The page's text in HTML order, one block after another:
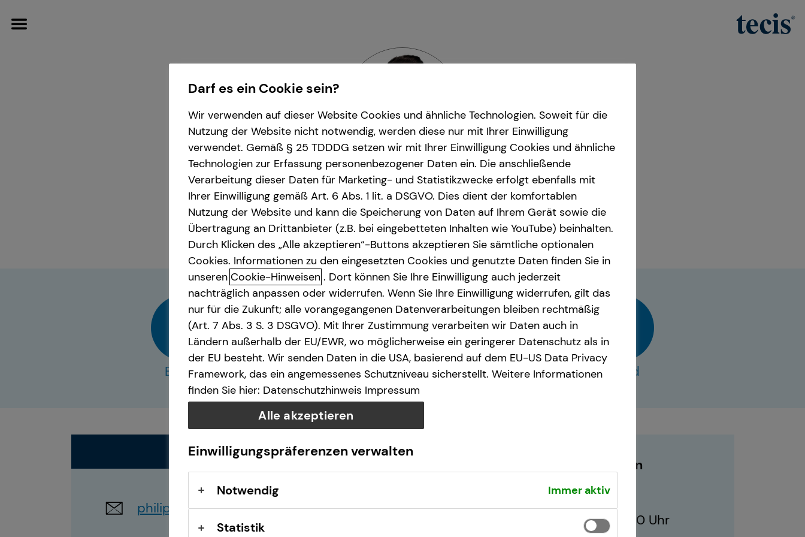
Spezialisten-Netzwerk
Immobilienfinanzierung
Kapitalanlage Immobilien
Betriebliche Altersvorsorge
Gewerbliche Versicherungen
Arbeitskraftabsicherung
Kindervorsorge
Philip Spaja| Repräsentanzleiter
in Barmstedt und Umgebung | Am Markt 23 | 25355 Barmstedt
E-Mail Anruf Maps vCard
philip.spaja@tecis.de
Geschäftszeiten
10:00 - 21:00 Uhr
Darf es ein Cookie sein?
Wir verwenden auf dieser Website Cookies und ähnliche Technologien. Soweit für die
Nutzung der Website nicht notwendig, werden diese nur mit Ihrer Einwilligung
verwendet. Gemäß § 25 TDDDG setzen wir mit Ihrer Einwilligung Cookies und ähnliche
Technologien zur Erfassung personenbezogener Daten ein. Die anschließende
Verarbeitung dieser Daten für Marketing- und Statistikzwecke erfolgt ebenfalls mit
Ihrer Einwilligung gemäß Art. 6 Abs. 1 lit. a DSGVO. Dies dient der komfortablen
Nutzung der Website und kann die Speicherung von Daten auf Ihrem Gerät sowie die
Übertragung an Drittanbieter (z.B. bei eingebetteten Inhalten wie YouTube) beinhalten.
Durch Klicken des „Alle akzeptieren“-Buttons akzeptieren Sie sämtliche optionalen
Cookies. Informationen zu den eingesetzten Cookies und genutzte Daten finden Sie in
unseren Cookie-Hinweisen . Dort können Sie Ihre Einwilligung auch jederzeit
nachträglich anpassen oder widerrufen. Wenn Sie Ihre Einwilligung widerrufen, gilt das
nur für die Zukunft; alle vorangegangenen Datenverarbeitungen bleiben rechtmäßig
(Art. 7 Abs. 3 S. 3 DSGVO). Mit Ihrer Zustimmung verarbeiten wir Daten auch in
Ländern außerhalb der EU/EWR, wo möglicherweise ein geringerer Datenschutz als in
der EU besteht. Wir senden Daten in die USA, basierend auf dem EU-US Data Privacy
Framework, das ein angemessenes Schutzniveau sicherstellt. Weitere Informationen
finden Sie hier: Datenschutzhinweis Impressum
Alle akzeptieren
Einwilligungspräferenzen verwalten
Notwendig Immer aktiv
Statistik